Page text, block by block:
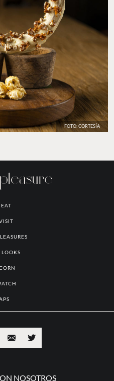
FOTO: CORTESÍA
NOSOTROS